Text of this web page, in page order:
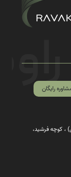
رایگان
، کوچه فرشید،